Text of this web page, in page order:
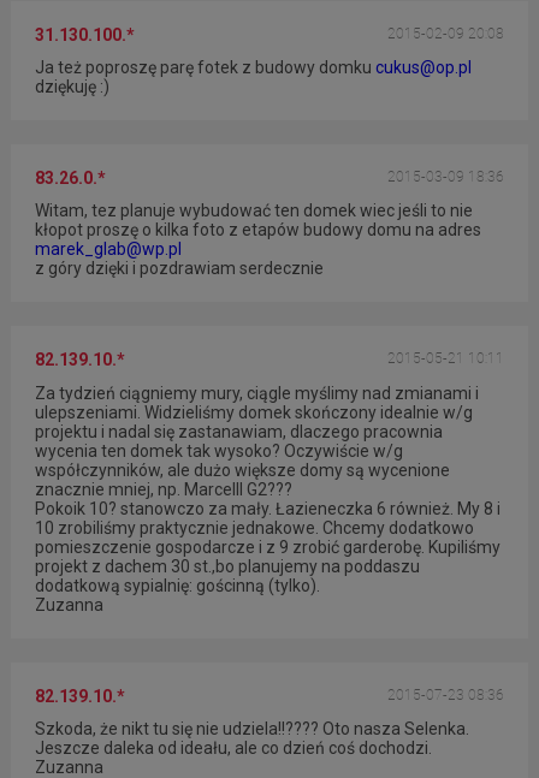
31.130.100.* 2015-02-09 20:08
Ja też poproszę parę fotek z budowy domku cukus@op.pl
dziękuję :)
83.26.0.* 2015-03-09 18:36
Witam, tez planuje wybudować ten domek wiec jeśli to nie
kłopot proszę o kilka foto z etapów budowy domu na adres
marek_glab@wp.pl
z góry dzięki i pozdrawiam serdecznie
82.139.10.* 2015-05-21 10:11
Za tydzień ciągniemy mury, ciągle myślimy nad zmianami i
ulepszeniami. Widzieliśmy domek skończony idealnie w/g
projektu i nadal się zastanawiam, dlaczego pracownia
wycenia ten domek tak wysoko? Oczywiście w/g
współczynników, ale dużo większe domy są wycenione
znacznie mniej, np. MarcelII G2???
Pokoik 10? stanowczo za mały. Łazieneczka 6 również. My 8 i
10 zrobiliśmy praktycznie jednakowe. Chcemy dodatkowo
pomieszczenie gospodarcze i z 9 zrobić garderobę. Kupiliśmy
projekt z dachem 30 st.,bo planujemy na poddaszu
dodatkową sypialnię: gościnną (tylko).
Zuzanna
82.139.10.* 2015-07-23 08:36
Szkoda, że nikt tu się nie udziela!!???? Oto nasza Selenka.
Jeszcze daleka od ideału, ale co dzień coś dochodzi.
Zuzanna